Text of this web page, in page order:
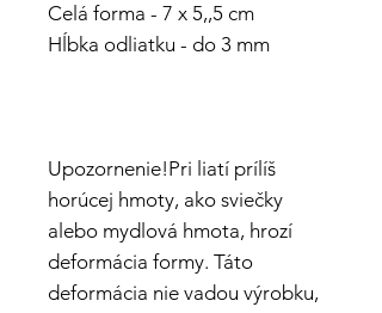
Celá forma - 7 x 5,,5 cm
Hĺbka odliatku - do 3 mm
Upozornenie!Pri liatí prílíš
horúcej hmoty, ako sviečky
alebo mydlová hmota, hrozí
deformácia formy. Táto
deformácia nie vadou výrobku,